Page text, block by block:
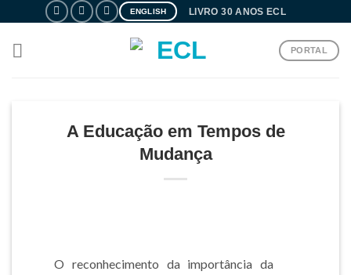
content
ENGLISH LIVRO 30 ANOS ECL
PORTAL
A Educação em Tempos de
Mudança
O reconhecimento da importância da